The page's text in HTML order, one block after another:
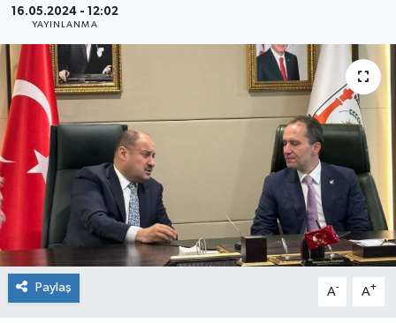
16.05.2024 - 12:02
YAYINLANMA
Paylaş A- A+